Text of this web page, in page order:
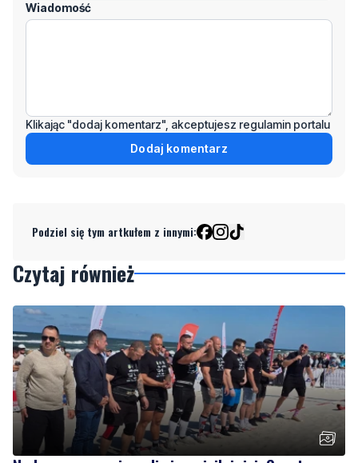
Wiadomość
Klikając "dodaj komentarz", akceptujesz regulamin portalu
Dodaj komentarz
Podziel się tym artkułem z innymi:
Czytaj również